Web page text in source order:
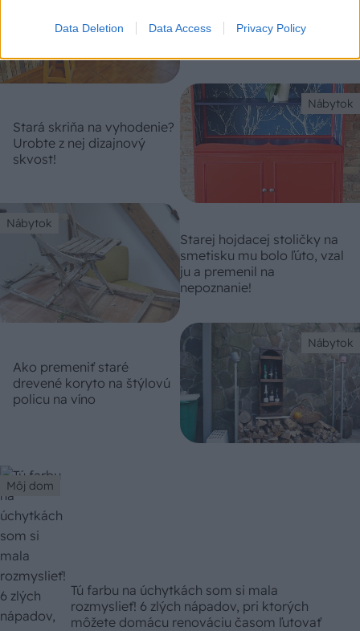
Data Deletion Data Access Privacy Policy
garsónky
Nábytok
Stará skriňa na vyhodenie?
Urobte z nej dizajnový
skvost!
Nábytok
Starej hojdacej stoličky na
smetisku mu bolo ľúto, vzal
ju a premenil na
nepoznanie!
Nábytok
Ako premeniť staré
drevené koryto na štýlovú
policu na víno
Môj dom
Tú farbu na úchytkách som si mala
rozmyslieť! 6 zlých nápadov, pri ktorých
môžete domácu renováciu časom ľutovať